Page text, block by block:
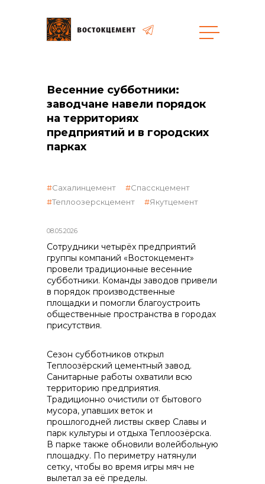
Закупки
общая информация
реализация неликвидов
контакты отдела закупок
Контакты
Весенние субботники:
заводчане навели порядок
на территориях
предприятий и в городских
парках
08.05.2026
Сахалинцемент
Спасскцемент
Теплоозерскцемент
Якутцемент
Сотрудники четырёх предприятий
группы компаний «Востокцемент»
провели традиционные весенние
субботники. Команды заводов привели
в порядок производственные
площадки и помогли благоустроить
общественные пространства в городах
присутствия.
Сезон субботников открыл
Теплоозёрский цементный завод.
Санитарные работы охватили всю
территорию предприятия.
Традиционно очистили от бытового
мусора, упавших веток и
прошлогодней листвы сквер Славы и
парк культуры и отдыха Теплоозёрска.
В парке также обновили волейбольную
площадку. По периметру натянули
сетку, чтобы во время игры мяч не
вылетал за её пределы.